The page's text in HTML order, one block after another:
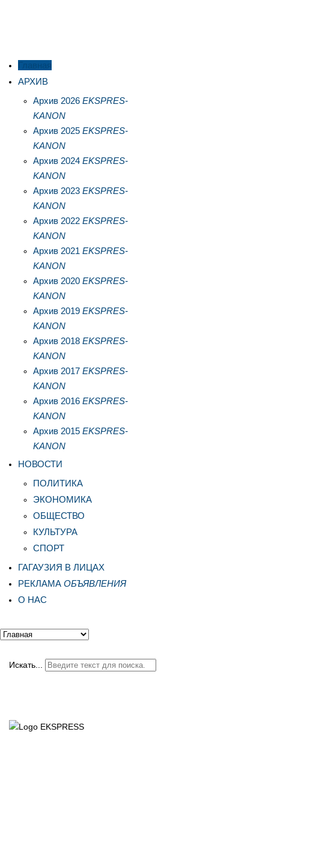
Главная
АРХИВ
Архив 2026 EKSPRES-
KANON
Архив 2025 EKSPRES-
KANON
Архив 2024 EKSPRES-
KANON
Архив 2023 EKSPRES-
KANON
Архив 2022 EKSPRES-
KANON
Архив 2021 EKSPRES-
KANON
Архив 2020 EKSPRES-
KANON
Архив 2019 EKSPRES-
KANON
Архив 2018 EKSPRES-
KANON
Архив 2017 EKSPRES-
KANON
Архив 2016 EKSPRES-
KANON
Архив 2015 EKSPRES-
KANON
НОВОСТИ
ПОЛИТИКА
ЭКОНОМИКА
ОБЩЕСТВО
КУЛЬТУРА
СПОРТ
ГАГАУЗИЯ В ЛИЦАХ
РЕКЛАМА ОБЪЯВЛЕНИЯ
О НАС
Искать...